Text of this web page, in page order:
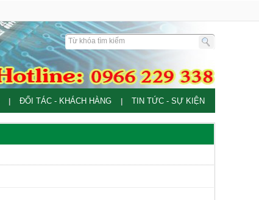
ĐỐI TÁC - KHÁCH HÀNG TIN TỨC - SỰ KIỆN